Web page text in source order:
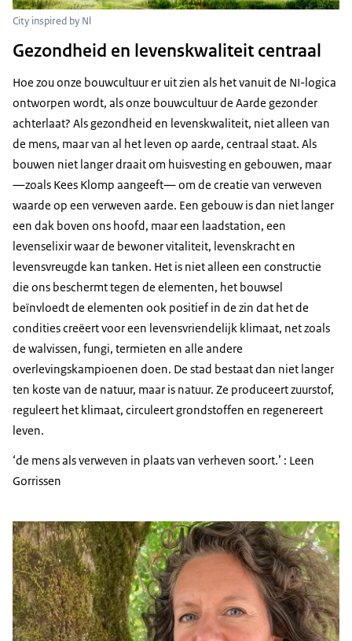
City inspired by Nl
Gezondheid en levenskwaliteit centraal
Hoe zou onze bouwcultuur er uit zien als het vanuit de NI-logica
ontworpen wordt, als onze bouwcultuur de Aarde gezonder
achterlaat? Als gezondheid en levenskwaliteit, niet alleen van
de mens, maar van al het leven op aarde, centraal staat. Als
bouwen niet langer draait om huisvesting en gebouwen, maar
—zoals Kees Klomp aangeeft— om de creatie van verweven
waarde op een verweven aarde. Een gebouw is dan niet langer
een dak boven ons hoofd, maar een laadstation, een
levenselixir waar de bewoner vitaliteit, levenskracht en
levensvreugde kan tanken. Het is niet alleen een constructie
die ons beschermt tegen de elementen, het bouwsel
beïnvloedt de elementen ook positief in de zin dat het de
condities creëert voor een levensvriendelijk klimaat, net zoals
de walvissen, fungi, termieten en alle andere
overlevingskampioenen doen. De stad bestaat dan niet langer
ten koste van de natuur, maar is natuur. Ze produceert zuurstof,
reguleert het klimaat, circuleert grondstoffen en regenereert
leven.
‘de mens als verweven in plaats van verheven soort.’ : Leen
Gorrissen